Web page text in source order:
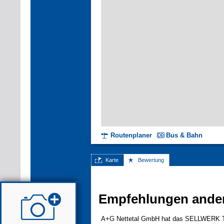
Routenplaner Bus & Bahn
Karte Bewertung
Empfehlungen
A+G Nettetal GmbH hat das SELLWERK